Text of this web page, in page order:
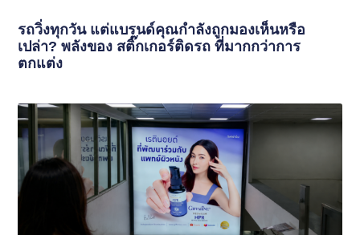
รถวิ่งทุกวัน แต่แบรนด์คุณกำลังถูกมองเห็นหรือ
เปล่า? พลังของ สติ๊กเกอร์ติดรถ ที่มากกว่าการ
ตกแต่ง